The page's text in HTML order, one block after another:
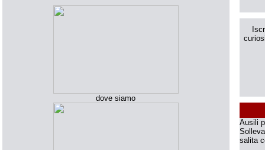
dove siamo
Ausili
salita